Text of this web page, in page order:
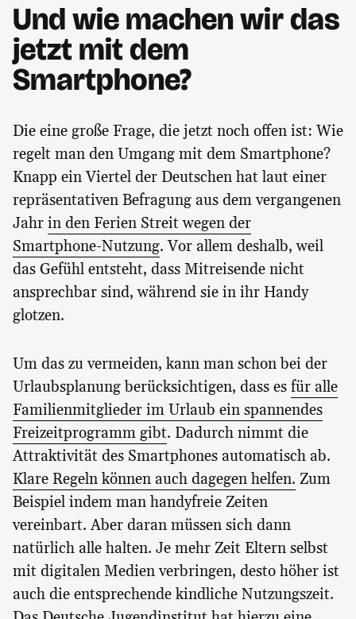
Und wie machen wir das
jetzt mit dem
Smartphone?
Die eine große Frage, die jetzt noch offen ist: Wie
regelt man den Umgang mit dem Smartphone?
Knapp ein Viertel der Deutschen hat laut einer
repräsentativen Befragung aus dem vergangenen
Jahr in den Ferien Streit wegen der
Smartphone-Nutzung. Vor allem deshalb, weil
das Gefühl entsteht, dass Mitreisende nicht
ansprechbar sind, während sie in ihr Handy
glotzen.
Um das zu vermeiden, kann man schon bei der
Urlaubsplanung berücksichtigen, dass es für alle
Familienmitglieder im Urlaub ein spannendes
Freizeitprogramm gibt. Dadurch nimmt die
Attraktivität des Smartphones automatisch ab.
Klare Regeln können auch dagegen helfen. Zum
Beispiel indem man handyfreie Zeiten
vereinbart. Aber daran müssen sich dann
natürlich alle halten. Je mehr Zeit Eltern selbst
mit digitalen Medien verbringen, desto höher ist
auch die entsprechende kindliche Nutzungszeit.